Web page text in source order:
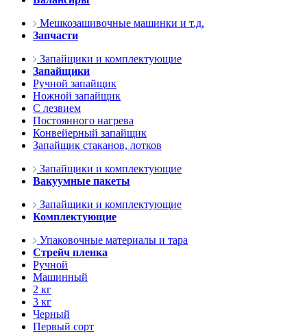
Мешкозашивочные машинки и т.д.
Запчасти
Запайщики и комплектующие
Запайщики
Ручной запайщик
Ножной запайщик
С лезвием
Постоянного нагрева
Конвейерный запайщик
Запайщик стаканов, лотков
Запайщики и комплектующие
Вакуумные пакеты
Запайщики и комплектующие
Комплектующие
Упаковочные материалы и тара
Стрейч пленка
Ручной
Машинный
2 кг
3 кг
Черный
Первый сорт